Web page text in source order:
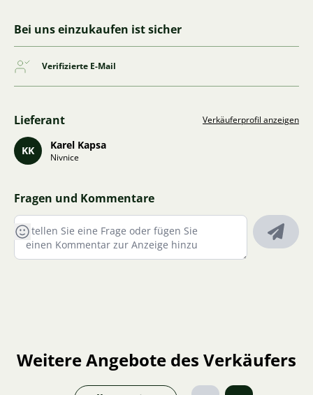
Bei uns einzukaufen ist sicher
Verifizierte E-Mail
Lieferant Verkäuferprofil anzeigen
KK Karel Kapsa
Nivnice
Fragen und Kommentare
Weitere Angebote des Verkäufers